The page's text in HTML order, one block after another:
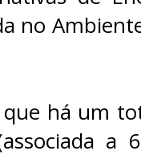
no
que há um
a